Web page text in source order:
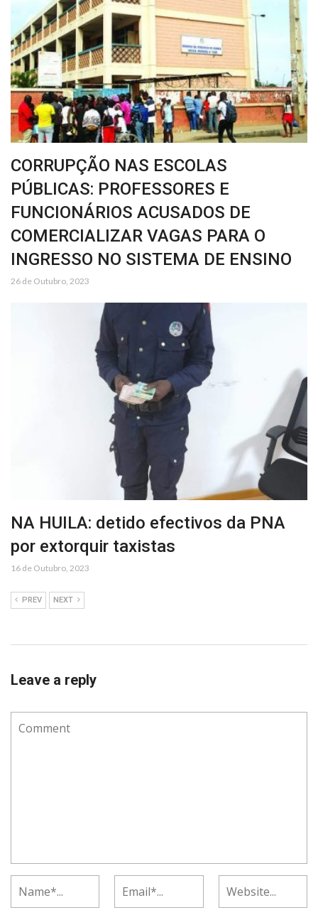
CORRUPÇÃO NAS ESCOLAS
PÚBLICAS: PROFESSORES E
FUNCIONÁRIOS ACUSADOS DE
COMERCIALIZAR VAGAS PARA O
INGRESSO NO SISTEMA DE ENSINO
26 de Outubro, 2023
NA HUILA: detido efectivos da PNA
por extorquir taxistas
16 de Outubro, 2023
PREV NEXT
Leave a reply